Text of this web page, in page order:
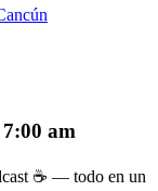
am
☕ — todo en un